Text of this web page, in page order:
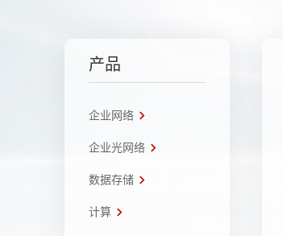
产品
企业网络
企业光网络
数据存储
计算